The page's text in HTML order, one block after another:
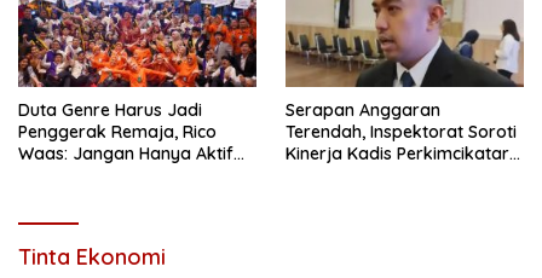
Duta Genre Harus Jadi
Penggerak Remaja, Rico
Waas: Jangan Hanya Aktif
Serapan Anggaran
Terendah, Inspektorat Soroti
Kinerja Kadis Perkimcikataru
Tinta Ekonomi